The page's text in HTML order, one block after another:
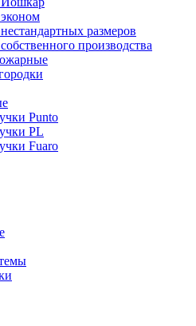
размеров
производства
Punto
PL
Fuaro